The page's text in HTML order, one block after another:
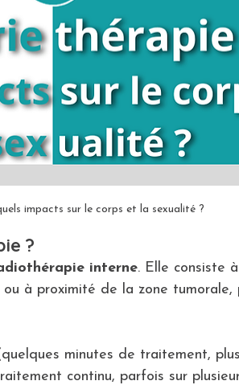
impacts sur le corps et la sexualité ?
?
interne. Elle consiste
à proximité de la zone tumorale,
minutes de traitement,
continu, parfois sur